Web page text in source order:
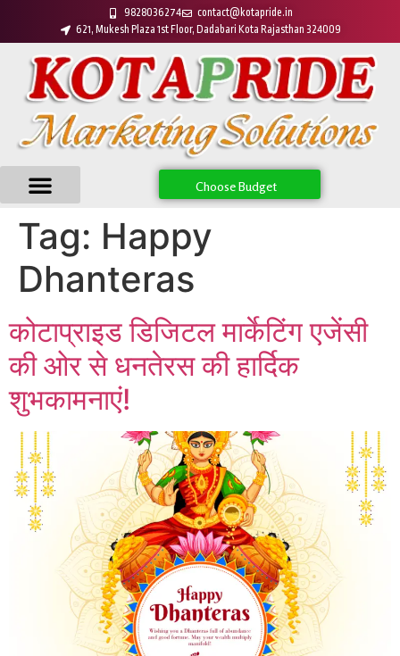
9828036274
contact@kotapride.in
621, Mukesh Plaza 1st Floor, Dadabari Kota Rajasthan 324009
Choose Budget
Tag: Happy
Dhanteras
कोटाप्राइड डिजिटल मार्केटिंग एजेंसी
की ओर से धनतेरस की हार्दिक
शुभकामनाएं!